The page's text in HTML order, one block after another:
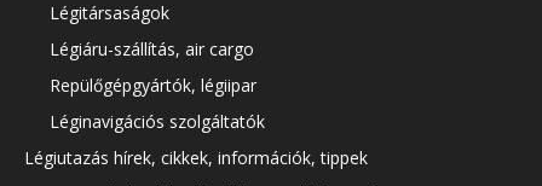
Légitársaságok
Légiáru-szállítás, air cargo
Repülőgépgyártók, légiipar
Léginavigációs szolgáltatók
Légiutazás hírek, cikkek, információk, tippek